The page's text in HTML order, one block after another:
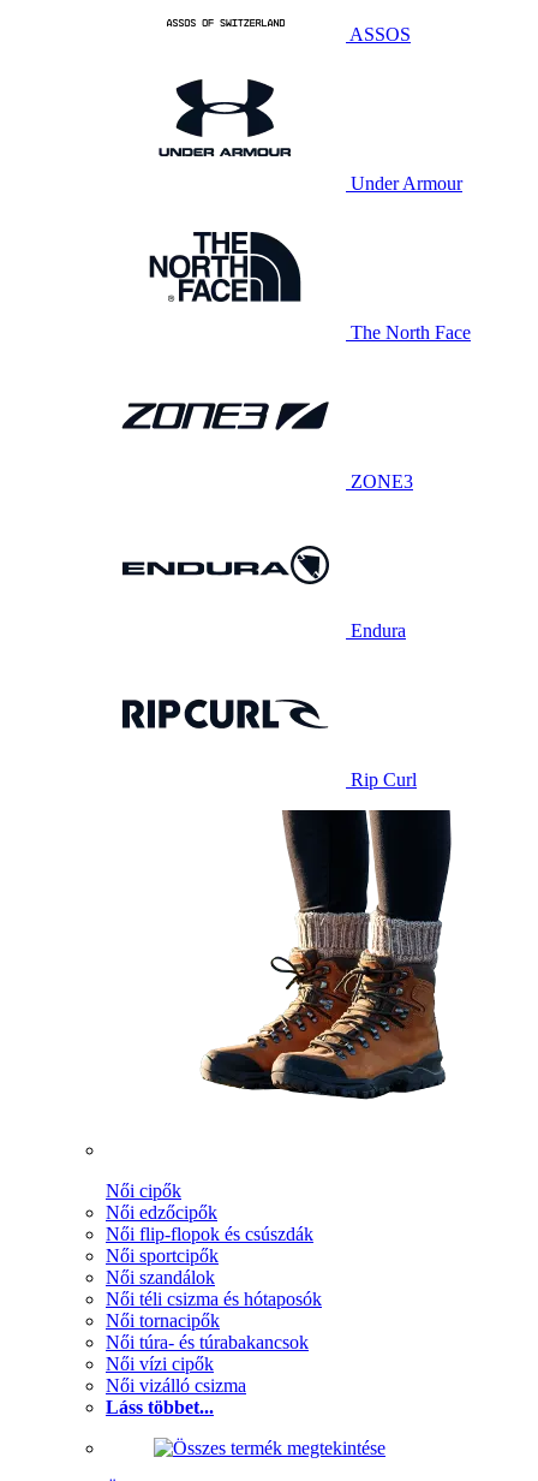
ASSOS
Under Armour
The North Face
ZONE3
Endura
Rip Curl
Női cipők
Női edzőcipők
Női flip-flopok és csúszdák
Női sportcipők
Női szandálok
Női téli csizma és hótaposók
Női tornacipők
Női túra- és túrabakancsok
Női vízi cipők
Női vizálló csizma
Láss többet...